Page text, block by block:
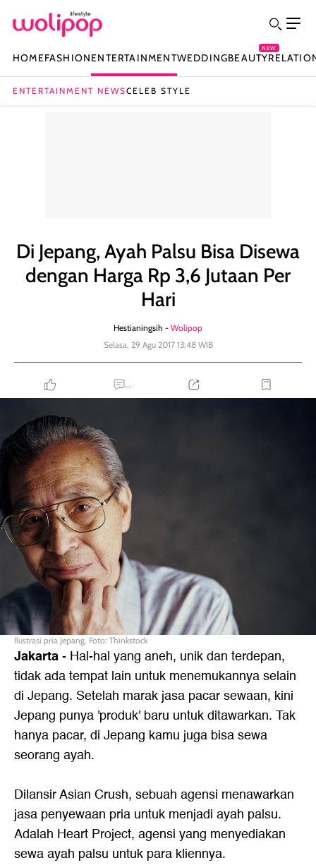
HOMEFASHIONENTERTAINMENTWEDDINGBEAUTY
NEW
ENTERTAINMENT NEWSCELEB STYLE
Di Jepang, Ayah Palsu Bisa Disewa
dengan Harga Rp 3,6 Jutaan Per
Hari
Hestianingsih - Wolipop
Selasa, 29 Agu 2017 13:48 WIB
...
Ilustrasi pria Jepang. Foto: Thinkstock
Jakarta- Hal-hal yang aneh, unik dan terdepan,
tidak ada tempat lain untuk menemukannya selain
di Jepang. Setelah marak jasa pacar sewaan, kini
Jepang punya 'produk' baru untuk ditawarkan. Tak
hanya pacar, di Jepang kamu juga bisa sewa
seorang ayah.
Dilansir Asian Crush, sebuah agensi menawarkan
jasa penyewaan pria untuk menjadi ayah palsu.
Adalah Heart Project, agensi yang menyediakan
sewa ayah palsu untuk para kliennya.